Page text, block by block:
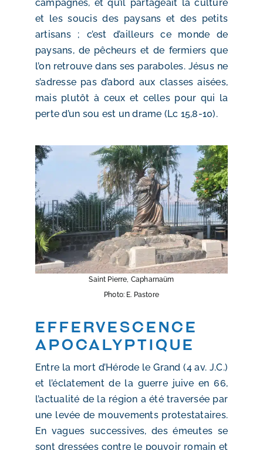
campagnes, et qu’il partageait la culture
et les soucis des paysans et des petits
artisans ; c’est d’ailleurs ce monde de
paysans, de pêcheurs et de fermiers que
l’on retrouve dans ses paraboles. Jésus ne
s’adresse pas d’abord aux classes aisées,
mais plutôt à ceux et celles pour qui la
perte d’un sou est un drame (Lc 15,8-10).
Saint Pierre, Capharnaüm
Photo: E. Pastore
Effervescence
apocalyptique
Entre la mort d’Hérode le Grand (4 av. J.C.)
et l’éclatement de la guerre juive en 66,
l’actualité de la région a été traversée par
une levée de mouvements protestataires.
En vagues successives, des émeutes se
sont dressées contre le pouvoir romain et